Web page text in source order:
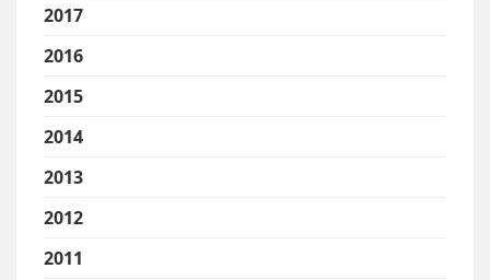
2017
2016
2015
2014
2013
2012
2011